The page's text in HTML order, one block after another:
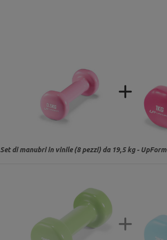
Set di manubri in vinile (8 pezzi) da 19,5 kg - UpForm